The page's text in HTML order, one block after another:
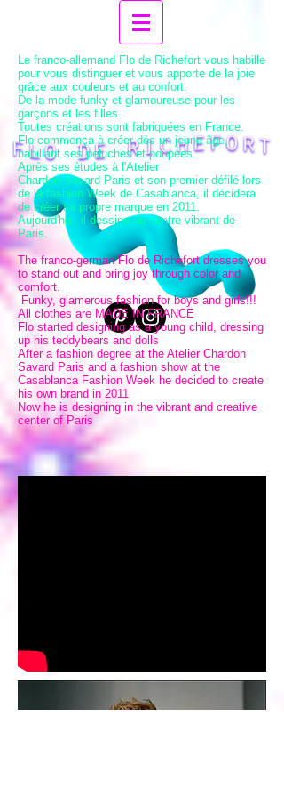
Le franco-allemand Flo de Richefort vous habille
pour vous distinguer et vous apporte de la joie
grâce aux couleurs et au confort.
De la mode funky et glamoureuse pour les
garçons et les filles.
Toutes créations sont fabriquées en France.
Flo commença à créer dès un jeune âge,
habillant ses peluches et poupées.
Après ses études à l'Atelier
Chardon Savard Paris et son premier défilé lors
de la fashion Week de Casablanca, il décidera
de créer sa propre marque en 2011.
Aujourd'hui, il dessine au centre vibrant de
Paris.
The franco-german Flo de Richefort dresses you
to stand out and bring joy through color and
comfort.
Funky, glamerous fashion for boys and girls!!!
All clothes are MADE IN FRANCE
Flo started designing as a young child, dressing
up his teddybears and dolls
After a fashion degree at the Atelier Chardon
Savard Paris and a fashion show at the
Casablanca Fashion Week he decided to create
his own brand in 2011
Now he is designing in the vibrant and creative
center of Paris